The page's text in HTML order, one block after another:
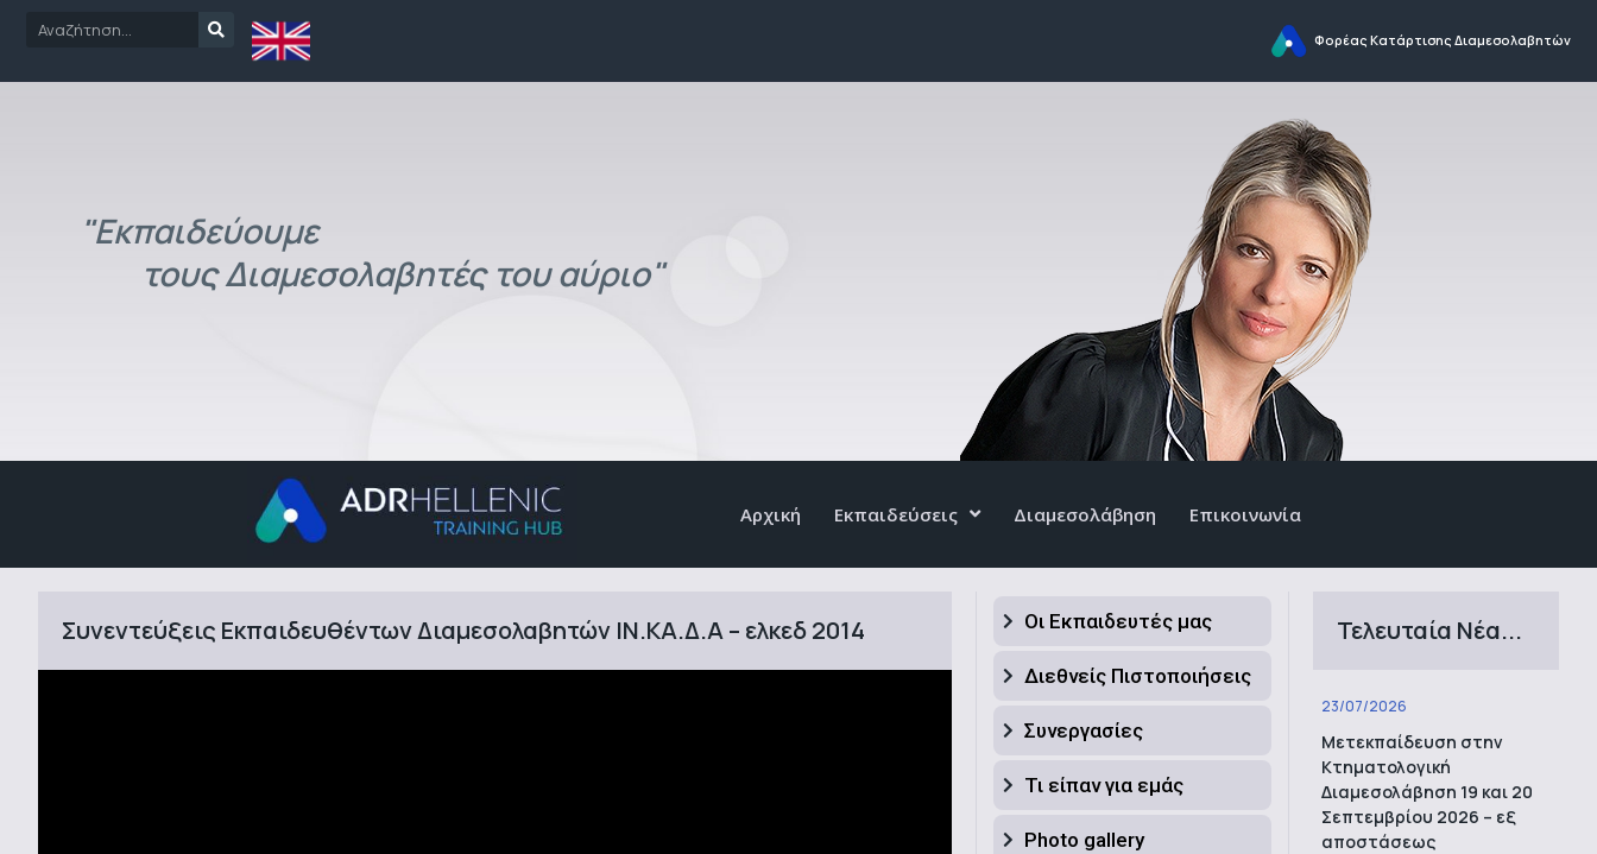
Φορέας Κατάρτισης Διαμεσολαβητών
"Εκπαιδεύουμε
τους Διαμεσολαβητές του αύριο"
Αρχική Εκπαιδεύσεις Διαμεσολάβηση Επικοινωνία
Συνεντεύξεις Εκπαιδευθέντων Διαμεσολαβητών ΙΝ.ΚΑ.Δ.Α – ελκεδ 2014 Οι Εκπαιδευτές μας
Διεθνείς Πιστοποιήσεις
Συνεργασίες
Τι είπαν για εμάς
Photo gallery
Τελευταία Νέα...
23/07/2026
Μετεκπαίδευση στην
Κτηματολογική
Διαμεσολάβηση 19 και 20
Σεπτεμβρίου 2026 – εξ
αποστάσεως